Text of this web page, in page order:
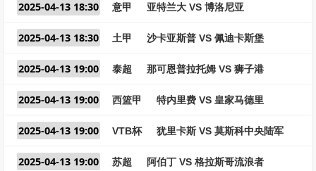
2025-04-13 18:30 意甲 亚特兰大 VS 博洛尼亚
2025-04-13 18:30 土甲 沙卡亚斯普 VS 佩迪卡斯堡
2025-04-13 19:00 泰超 那可恩普拉托姆 VS 狮子港
2025-04-13 19:00 西篮甲 特内里费 VS 皇家马德里
2025-04-13 19:00 VTB杯 犹里卡斯 VS 莫斯科中央陆军
2025-04-13 19:00 苏超 阿伯丁 VS 格拉斯哥流浪者